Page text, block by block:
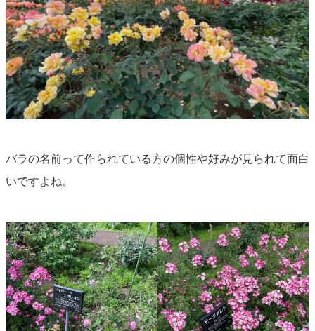
バラの名前って作られている方の個性や好みが見られて面白
いですよね。